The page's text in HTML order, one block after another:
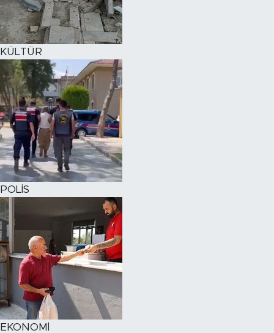
KÜLTÜR
POLİS
EKONOMİ